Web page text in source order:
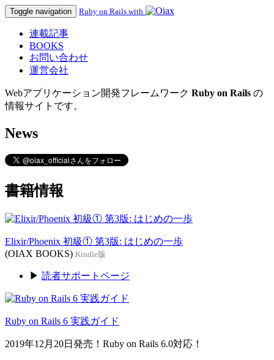
Toggle navigation Ruby on Rails with
連載記事
BOOKS
お問い合わせ
運営会社
Webアプリケーション開発フレームワーク Ruby on Rails の
情報サイトです。
News
書籍情報
Elixir/Phoenix 初級① 第3版: はじめの一歩
(OIAX BOOKS) Kindle版
▶ 読者サポートページ
Ruby on Rails 6 実践ガイド
2019年12月20日発売！Ruby on Rails 6.0対応！